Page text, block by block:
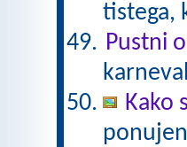
tistega,
Pustni
Kako